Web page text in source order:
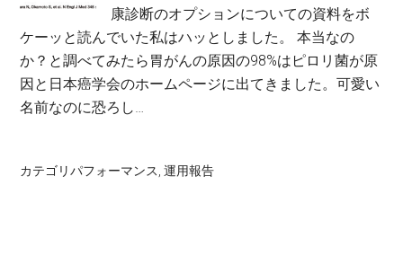
康診断のオプションについての資料をボ
ケーッと読んでいた私はハッとしました。 本当なの
か？と調べてみたら胃がんの原因の98%はピロリ菌が原
因と日本癌学会のホームページに出てきました。可愛い
名前なのに恐ろし…
カテゴリパフォーマンス ,運用報告